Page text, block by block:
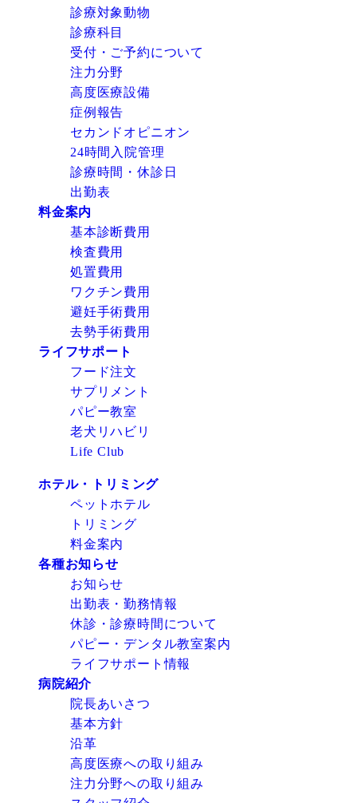
診療対象動物
診療科目
受付・ご予約について
注力分野
高度医療設備
症例報告
セカンドオピニオン
24時間入院管理
診療時間・休診日
出勤表
料金案内
基本診断費用
検査費用
処置費用
ワクチン費用
避妊手術費用
去勢手術費用
ライフサポート
フード注文
サプリメント
パピー教室
老犬リハビリ
Life Club
ホテル・トリミング
ペットホテル
トリミング
料金案内
各種お知らせ
お知らせ
出勤表・勤務情報
休診・診療時間について
パピー・デンタル教室案内
ライフサポート情報
病院紹介
院長あいさつ
基本方針
沿革
高度医療への取り組み
注力分野への取り組み